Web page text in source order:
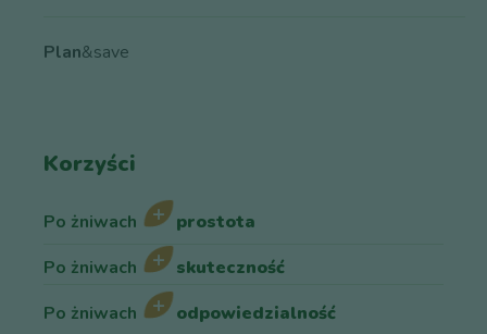
Plan&save
Korzyści
Po żniwach
prostota
Po żniwach
skuteczność
Po żniwach
odpowiedzialność